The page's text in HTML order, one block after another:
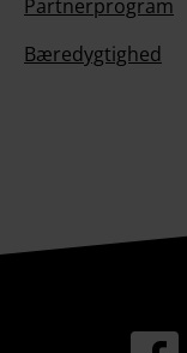
Partnerprogram
Bæredygtighed